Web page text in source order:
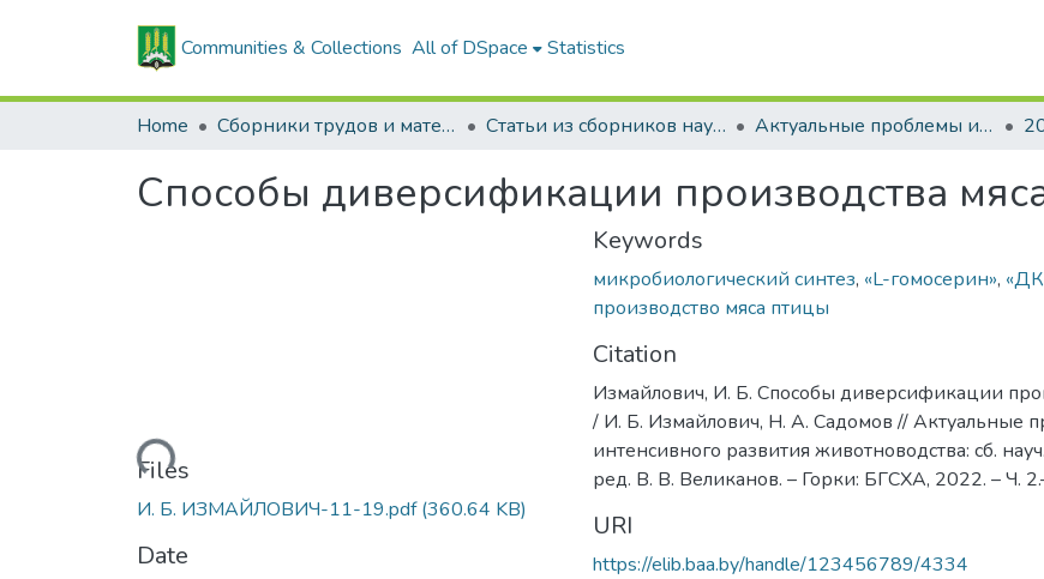
Communities & Collections All of DSpace Statistics
Home Сборники трудов и материалов конференций Статьи из сборников научных трудов Актуальные проблемы интенсивного развития животноводства: сб. науч. тр.
Способы диверсификации производства
Loading...
Files
И. Б. ИЗМАЙЛОВИЧ-11-19.pdf(360.64 KB)
Date
Keywords
микробиологический синтез, «L-гомосерин»,
производство мяса птицы
Citation
Измайлович, И. Б. Способы диверсификации
/ И. Б. Измайлович, Н. А. Садомов // Актуальные
интенсивного развития животноводства: сб.
ред. В. В. Великанов. – Горки: БГСХА, 2022. – Ч.
URI
https://elib.baa.by/handle/123456789/4334